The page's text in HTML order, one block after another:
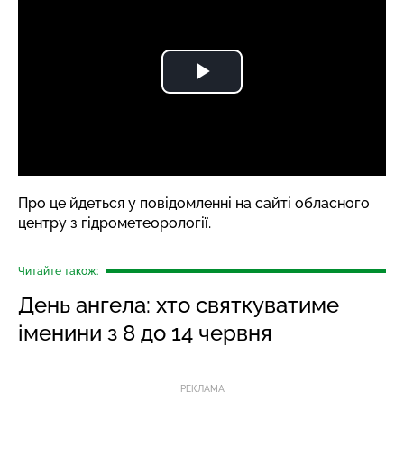
Про це йдеться у повідомленні на сайті обласного
центру з гідрометеорології.
Читайте також:
День ангела: хто святкуватиме
іменини з 8 до 14 червня
РЕКЛАМА